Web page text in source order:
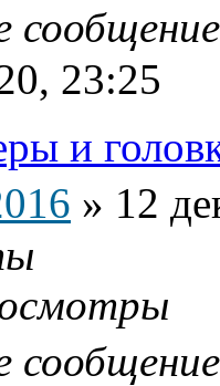
23:25
и
» 12